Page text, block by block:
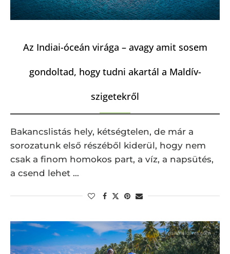
Az Indiai-óceán virága – avagy amit sosem
gondoltad, hogy tudni akartál a Maldív-
szigetekről
Bakancslistás hely, kétségtelen, de már a
sorozatunk első részéből kiderül, hogy nem
csak a finom homokos part, a víz, a napsütés,
a csend lehet …